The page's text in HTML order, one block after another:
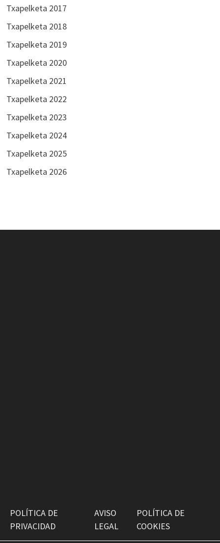
Txapelketa 2017
Txapelketa 2018
Txapelketa 2019
Txapelketa 2020
Txapelketa 2021
Txapelketa 2022
Txapelketa 2023
Txapelketa 2024
Txapelketa 2025
Txapelketa 2026
POLÍTICA DE
PRIVACIDAD
AVISO
LEGAL
POLÍTICA DE
COOKIES